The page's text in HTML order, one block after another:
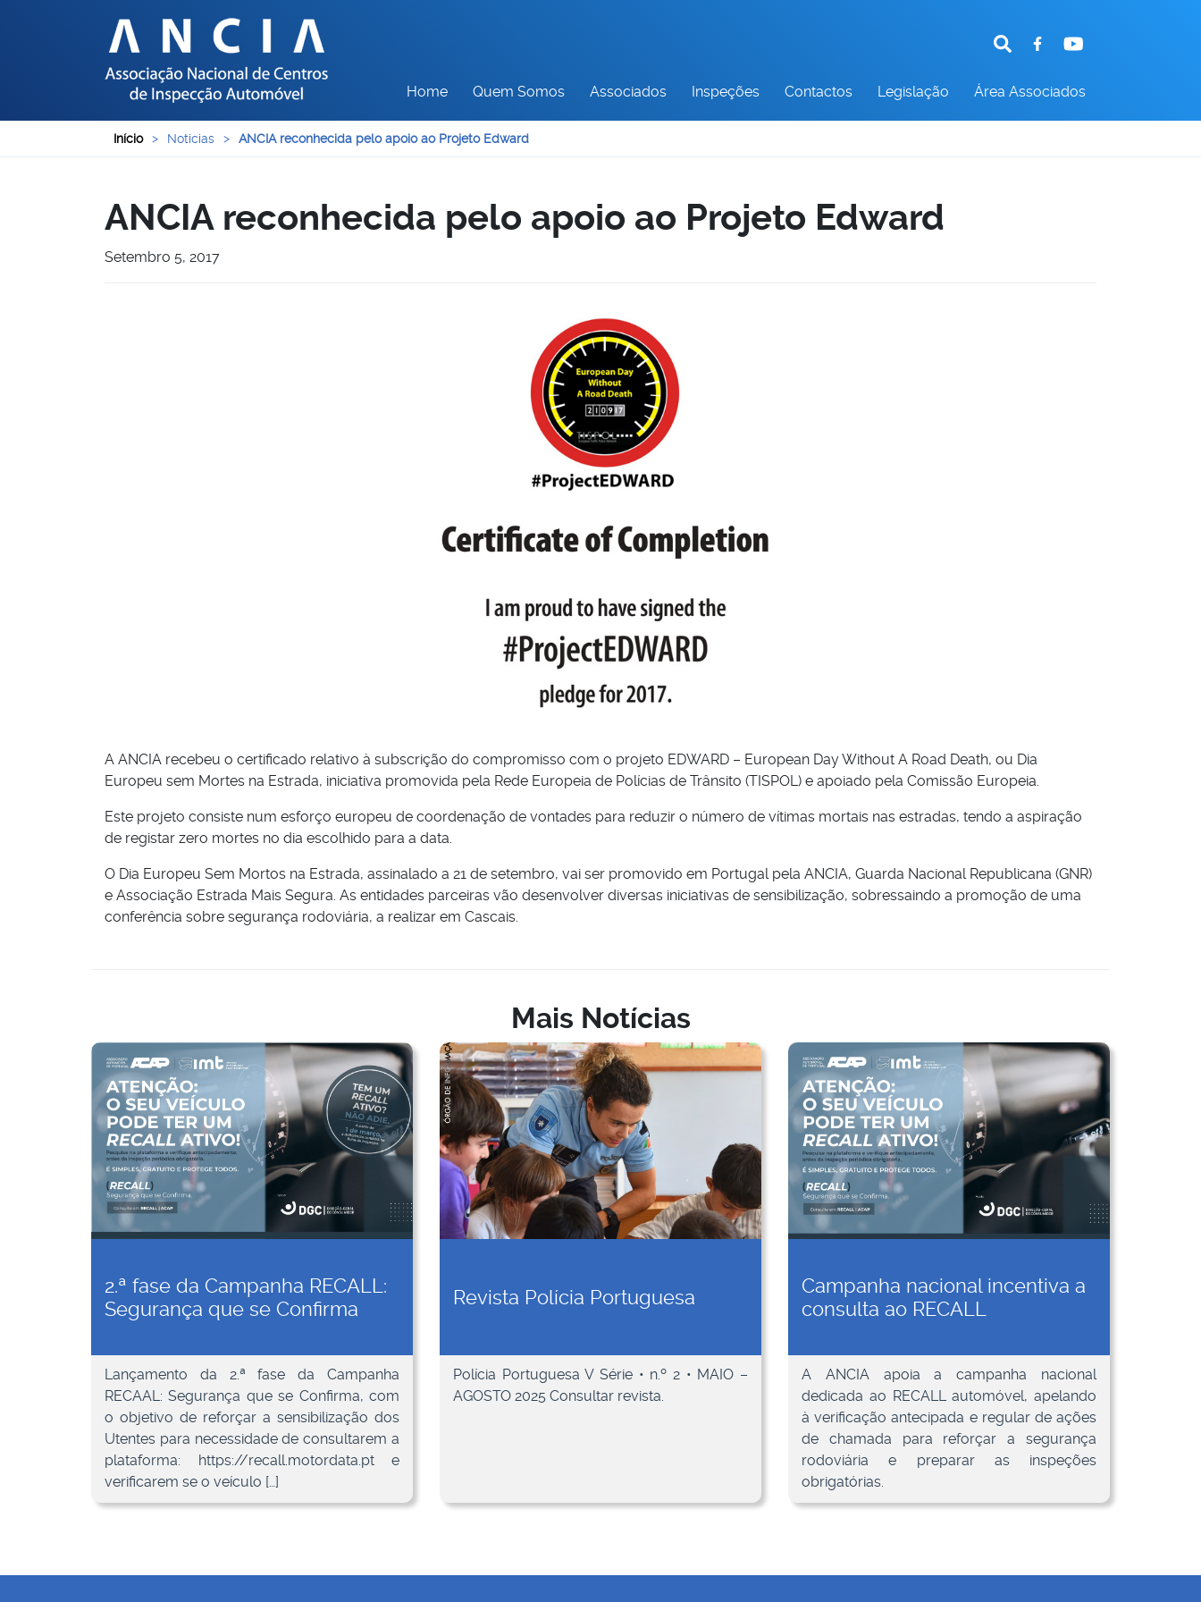
Home Quem Somos Associados Inspeções Contactos Legislação Área Associados
Início > Noticias > ANCIA reconhecida pelo apoio ao Projeto Edward
ANCIA reconhecida pelo apoio ao Projeto Edward
Setembro 5, 2017
A ANCIA recebeu o certificado relativo à subscrição do compromisso com o projeto EDWARD – European Day Without A Road Death, ou Dia
Europeu sem Mortes na Estrada, iniciativa promovida pela Rede Europeia de Polícias de Trânsito (TISPOL) e apoiado pela Comissão Europeia.
Este projeto consiste num esforço europeu de coordenação de vontades para reduzir o número de vítimas mortais nas estradas, tendo a aspiração
de registar zero mortes no dia escolhido para a data.
O Dia Europeu Sem Mortos na Estrada, assinalado a 21 de setembro, vai ser promovido em Portugal pela ANCIA, Guarda Nacional Republicana (GNR)
e Associação Estrada Mais Segura. As entidades parceiras vão desenvolver diversas iniciativas de sensibilização, sobressaindo a promoção de uma
conferência sobre segurança rodoviária, a realizar em Cascais.
Mais Notícias
2.ª fase da Campanha RECALL:
Segurança que se Confirma
Lançamento da 2.ª fase da Campanha
RECAAL: Segurança que se Confirma, com
o objetivo de reforçar a sensibilização dos
Utentes para necessidade de consultarem a
plataforma: https://recall.motordata.pt e
verificarem se o veículo […]
Revista Polícia Portuguesa
Polícia Portuguesa V Série • n.º 2 • MAIO –
AGOSTO 2025 Consultar revista.
Campanha nacional incentiva a
consulta ao RECALL
A ANCIA apoia a campanha nacional
dedicada ao RECALL automóvel, apelando
à verificação antecipada e regular de ações
de chamada para reforçar a segurança
rodoviária e preparar as inspeções
obrigatórias.